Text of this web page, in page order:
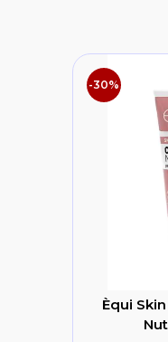
-30%
Èqui